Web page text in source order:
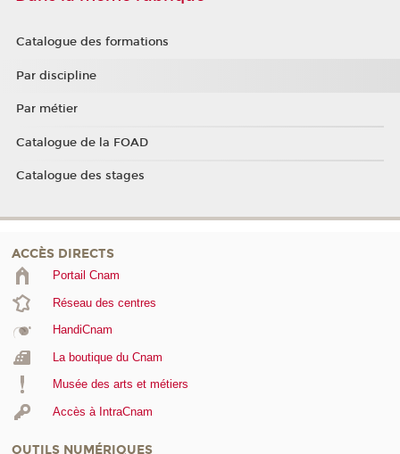
Catalogue des formations
Par discipline
Par métier
Catalogue de la FOAD
Catalogue des stages
ACCÈS DIRECTS
Portail Cnam
Réseau des centres
HandiCnam
La boutique du Cnam
Musée des arts et métiers
Accès à IntraCnam
OUTILS NUMÉRIQUES